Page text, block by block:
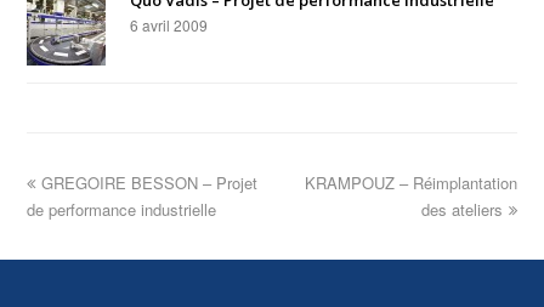
6 avril 2009
KRAMPOUZ – Réimplantation
des ateliers
GREGOIRE BESSON – Projet
de performance industrielle